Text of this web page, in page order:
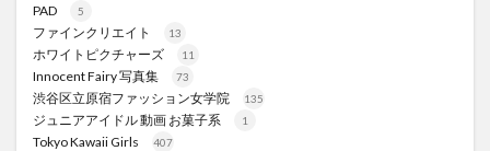
PAD 5
ファインクリエイト 13
ホワイトピクチャーズ 11
Innocent Fairy 写真集 73
渋谷区立原宿ファッション女学院 135
ジュニアアイドル 動画 お菓子系 1
Tokyo Kawaii Girls 407